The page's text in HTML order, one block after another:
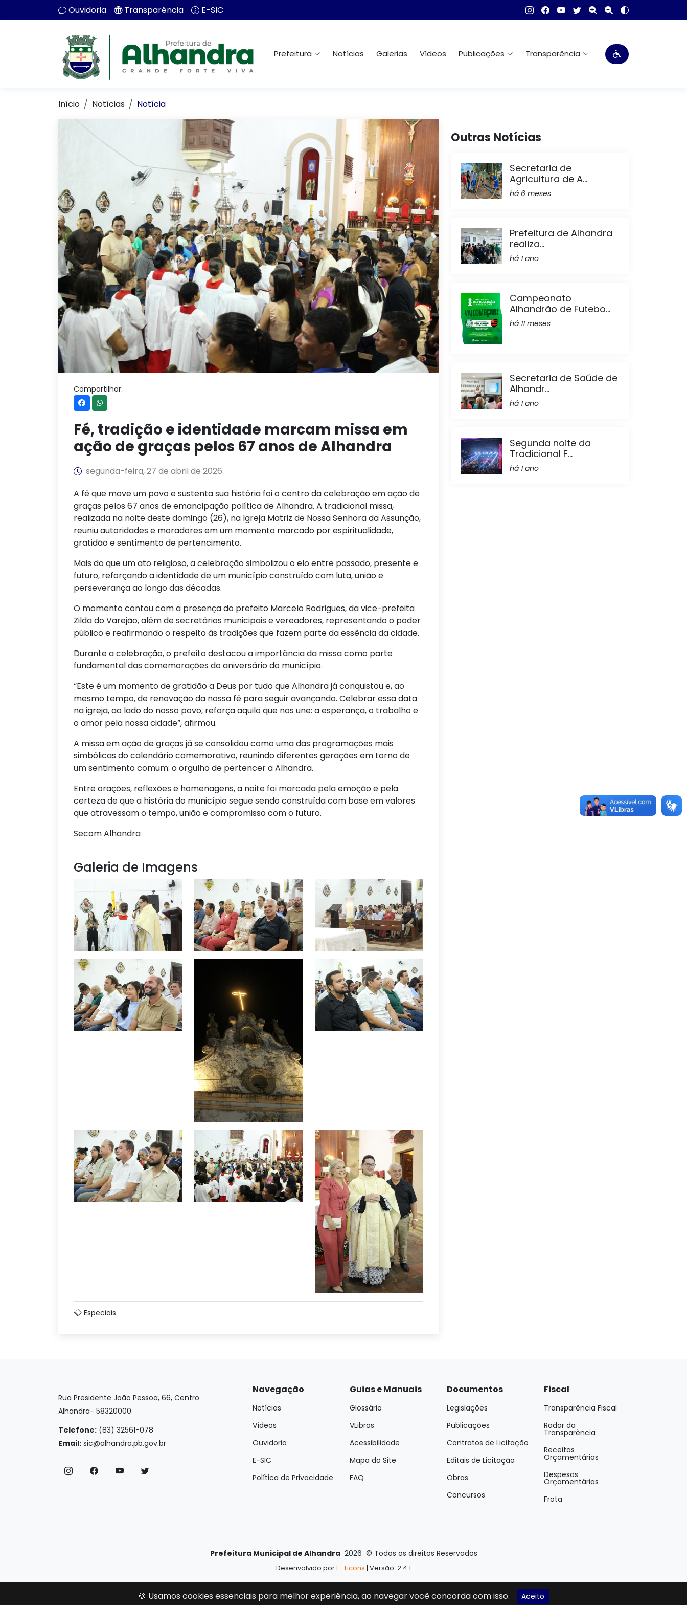
Ouvidoria Transparência E-SIC
Prefeitura Notícias Galerias Vídeos Publicações Transparência
Início Notícias Notícia
Compartilhar:
Fé, tradição e identidade marcam missa em
ação de graças pelos 67 anos de Alhandra
segunda-feira, 27 de abril de 2026
A fé que move um povo e sustenta sua história foi o centro da celebração em ação de
graças pelos 67 anos de emancipação política de Alhandra. A tradicional missa,
realizada na noite deste domingo (26), na Igreja Matriz de Nossa Senhora da Assunção,
reuniu autoridades e moradores em um momento marcado por espiritualidade,
gratidão e sentimento de pertencimento.
Mais do que um ato religioso, a celebração simbolizou o elo entre passado, presente e
futuro, reforçando a identidade de um município construído com luta, união e
perseverança ao longo das décadas.
O momento contou com a presença do prefeito Marcelo Rodrigues, da vice-prefeita
Zilda do Varejão, além de secretários municipais e vereadores, representando o poder
público e reafirmando o respeito às tradições que fazem parte da essência da cidade.
Durante a celebração, o prefeito destacou a importância da missa como parte
fundamental das comemorações do aniversário do município.
“Este é um momento de gratidão a Deus por tudo que Alhandra já conquistou e, ao
mesmo tempo, de renovação da nossa fé para seguir avançando. Celebrar essa data
na igreja, ao lado do nosso povo, reforça aquilo que nos une: a esperança, o trabalho e
o amor pela nossa cidade”, afirmou.
A missa em ação de graças já se consolidou como uma das programações mais
simbólicas do calendário comemorativo, reunindo diferentes gerações em torno de
um sentimento comum: o orgulho de pertencer a Alhandra.
Entre orações, reflexões e homenagens, a noite foi marcada pela emoção e pela
certeza de que a história do município segue sendo construída com base em valores
que atravessam o tempo, união e compromisso com o futuro.
Secom Alhandra
Galeria de Imagens
Especiais
Outras Notícias
Secretaria de
Agricultura de A...
há 6 meses
Prefeitura de Alhandra
realiza...
há 1 ano
Campeonato
Alhandrão de Futebo...
há 11 meses
Secretaria de Saúde de
Alhandr...
há 1 ano
Segunda noite da
Tradicional F...
há 1 ano
Rua Presidente João Pessoa, 66, Centro
Alhandra- 58320000
Telefone: (83) 32561-078
Email: sic@alhandra.pb.gov.br
Navegação
Notícias
Vídeos
Ouvidoria
E-SIC
Política de Privacidade
Guias e Manuais
Glossário
VLibras
Acessibilidade
Mapa do Site
FAQ
Documentos
Legislações
Publicações
Contratos de Licitação
Editais de Licitação
Obras
Concursos
Fiscal
Transparência Fiscal
Radar da
Transparência
Receitas
Orçamentárias
Despesas
Orçamentárias
Frota
Prefeitura Municipal de Alhandra 2026 © Todos os direitos Reservados
Desenvolvido porE-Ticons | Versão: 2.4.1
🍪 Usamos cookies essenciais para melhor experiência, ao navegar você concorda com isso. Aceito